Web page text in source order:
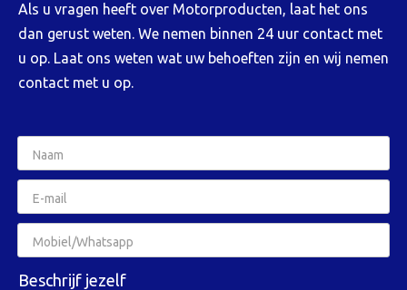
Als u vragen heeft over Motorproducten, laat het ons
dan gerust weten. We nemen binnen 24 uur contact met
u op. Laat ons weten wat uw behoeften zijn en wij nemen
contact met u op.
Beschrijf jezelf